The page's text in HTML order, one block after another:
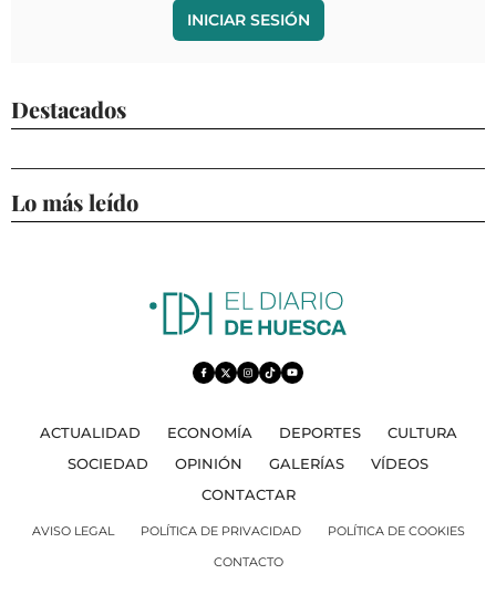
INICIAR SESIÓN
Destacados
Lo más leído
ACTUALIDAD ECONOMÍA DEPORTES
CULTURA
SOCIEDAD
OPINIÓN GALERÍAS
VÍDEOS
CONTACTAR
AVISO LEGAL POLÍTICA DE PRIVACIDAD
POLÍTICA DE COOKIES
CONTACTO